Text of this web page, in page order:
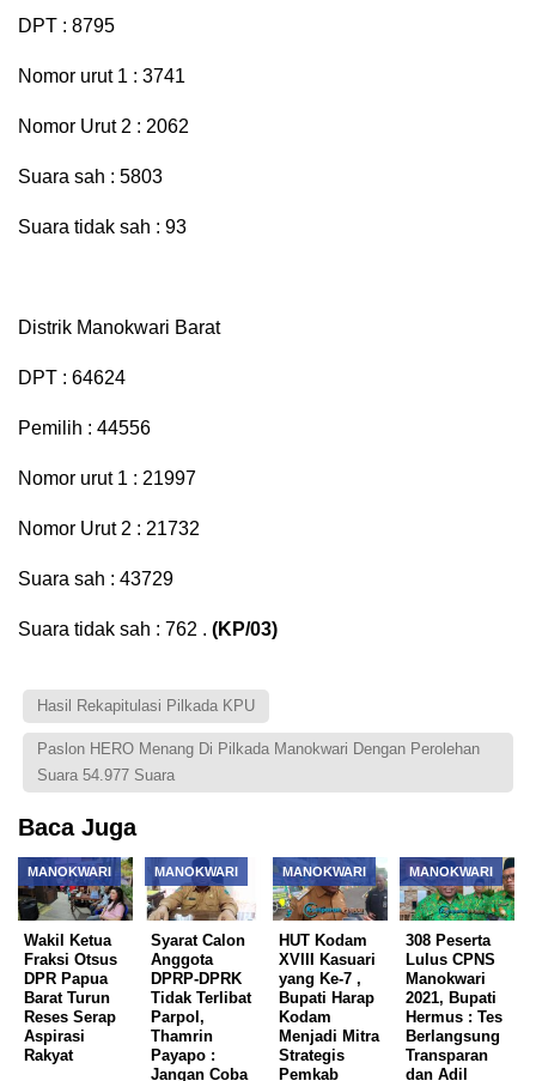
DPT : 8795
Nomor urut 1 : 3741
Nomor Urut 2 : 2062
Suara sah : 5803
Suara tidak sah : 93
Distrik Manokwari Barat
DPT : 64624
Pemilih : 44556
Nomor urut 1 : 21997
Nomor Urut 2 : 21732
Suara sah : 43729
Suara tidak sah : 762 . (KP/03)
Hasil Rekapitulasi Pilkada KPU
Paslon HERO Menang Di Pilkada Manokwari Dengan Perolehan
Suara 54.977 Suara
Baca Juga
MANOKWARI
Wakil Ketua
Fraksi Otsus
DPR Papua
Barat Turun
Reses Serap
Aspirasi
Rakyat
MANOKWARI
Syarat Calon
Anggota
DPRP-DPRK
Tidak Terlibat
Parpol,
Thamrin
Payapo :
Jangan Coba
MANOKWARI
HUT Kodam
XVIII Kasuari
yang Ke-7 ,
Bupati Harap
Kodam
Menjadi Mitra
Strategis
Pemkab
MANOKWARI
308 Peserta
Lulus CPNS
Manokwari
2021, Bupati
Hermus : Tes
Berlangsung
Transparan
dan Adil